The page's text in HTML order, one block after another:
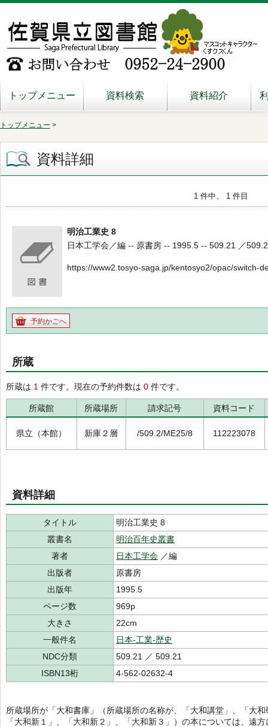
トップメニュー 資料検索 資料紹介
トップメニュー >
資料詳細
1 件中、 1 件目
明治工業史 8
日本工学会／編 -- 原書房 -- 1995.5 -- 509.21 ／
https://www2.tosyo-saga.jp/kentosyo2/opac/switch-
予約かごへ
所蔵
所蔵は 1 件です。現在の予約件数は 0 件です。
所蔵館 所蔵場所 請求記号 資料コード
県立（本館） 新庫２層 /509.2/ME25/8 112223078
資料詳細
タイトル
明治工業史 8
叢書名
明治百年史叢書
著者
日本工学会 ／編
出版者
原書房
出版年
1995.5
ページ数
969p
大きさ
22cm
一般件名
日本-工業-歴史
NDC分類
509.21 ／ 509.21
ISBN13桁
4-562-02632-4
所蔵場所が「大和書庫」（所蔵場所の名称が、「大和講堂」、「大和
「大和新１」、「大和新２」、「大和新３」）の本については、遠方